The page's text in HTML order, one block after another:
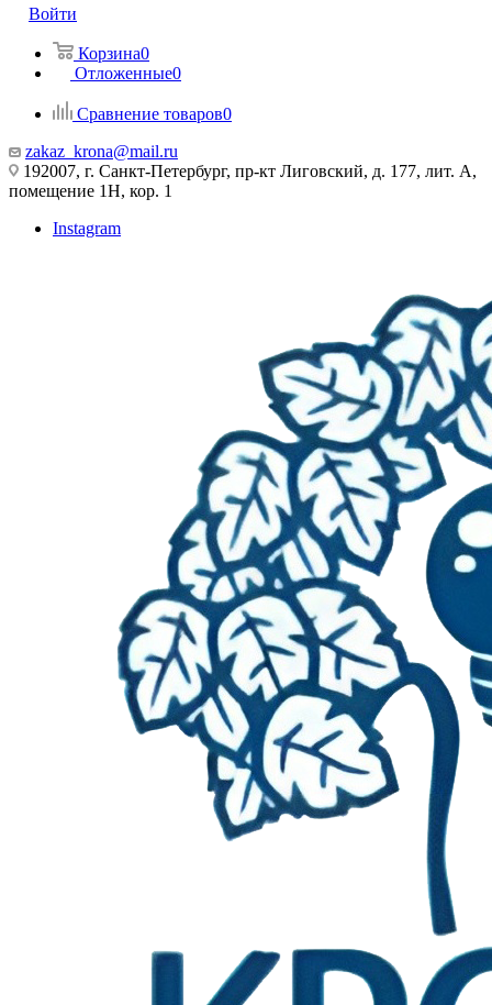
Войти
Корзина0
Отложенные0
Сравнение товаров0
zakaz_krona@mail.ru
192007, г. Санкт-Петербург, пр-кт Лиговский, д. 177, лит. А,
помещение 1Н, кор. 1
Instagram